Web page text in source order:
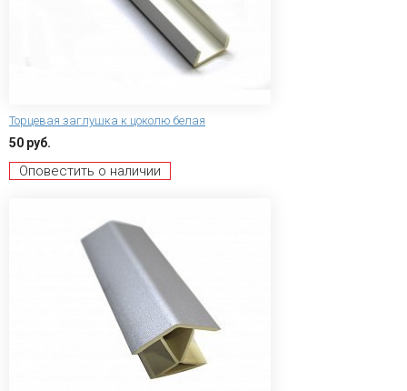
Торцевая заглушка к цоколю белая
50 руб.
Оповестить о наличии